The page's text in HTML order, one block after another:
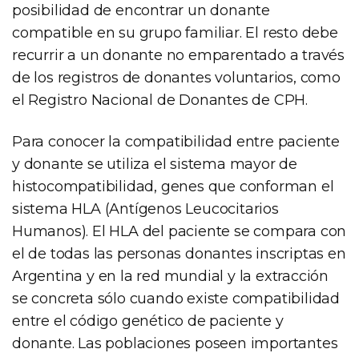
posibilidad de encontrar un donante
compatible en su grupo familiar. El resto debe
recurrir a un donante no emparentado a través
de los registros de donantes voluntarios, como
el Registro Nacional de Donantes de CPH.
Para conocer la compatibilidad entre paciente
y donante se utiliza el sistema mayor de
histocompatibilidad, genes que conforman el
sistema HLA (Antígenos Leucocitarios
Humanos). El HLA del paciente se compara con
el de todas las personas donantes inscriptas en
Argentina y en la red mundial y la extracción
se concreta sólo cuando existe compatibilidad
entre el código genético de paciente y
donante. Las poblaciones poseen importantes